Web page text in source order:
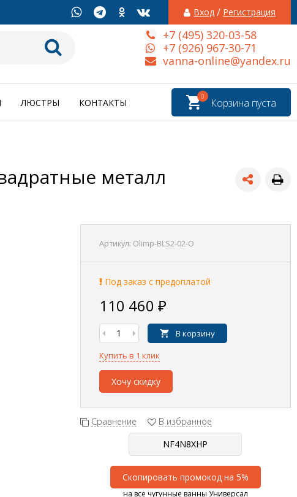
Вход / Регистрация
+7 (495) 320-03-58
+7 (926) 967-30-71
vanna-online@yandex.ru
Корзина пуста
0
ЛЮСТРЫ КОНТАКТЫ
металл
Артикул: Olimp-BLS2-02-O
Под заказ с предоплатой
110 460 ₽
В корзину
Купить в 1 клик
Хочу скидку
Сравнение В избранное
Скопировать промокод на 5%
на все чугунные ванны Универсал